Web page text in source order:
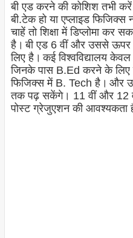
बी एड करने की कोशिश तभी
बी.टेक हो या एप्लाइड
चाहें तो शिक्षा में डिप्लोमा कर
है। बी एड 6 वीं और उससे
लिए है। कई विश्वविद्यालय केवल
जिनके पास B.Ed करने के लिए
फिजिक्स में B. Tech है। और
तक पढ़ सकेंगे। 11 वीं और 12
पोस्ट ग्रेजुएशन की आवश्यकता